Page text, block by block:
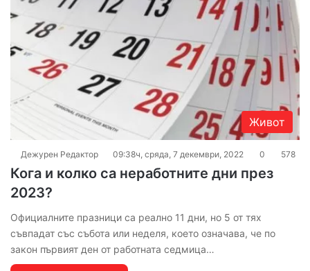
Живот
Дежурен Редактор 09:38ч, сряда, 7 декември, 2022 0 578
Кога и колко са неработните дни през
2023?
Официалните празници са реално 11 дни, но 5 от тях
съвпадат със събота или неделя, което означава, че по
закон първият ден от работната седмица…